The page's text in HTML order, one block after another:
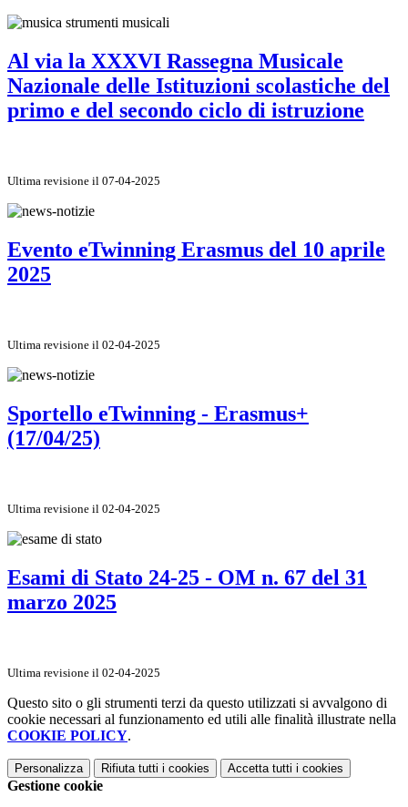
Al via la XXXVI Rassegna Musicale
Nazionale delle Istituzioni scolastiche del
primo e del secondo ciclo di istruzione
Ultima revisione il 07-04-2025
Evento eTwinning Erasmus del 10 aprile
2025
Ultima revisione il 02-04-2025
Sportello eTwinning - Erasmus+
(17/04/25)
Ultima revisione il 02-04-2025
Esami di Stato 24-25 - OM n. 67 del 31
marzo 2025
Ultima revisione il 02-04-2025
Questo sito o gli strumenti terzi da questo utilizzati si avvalgono di
cookie necessari al funzionamento ed utili alle finalità illustrate nella
COOKIE POLICY.
Personalizza Rifiuta tutti i cookies Accetta tutti i cookies
Gestione cookie